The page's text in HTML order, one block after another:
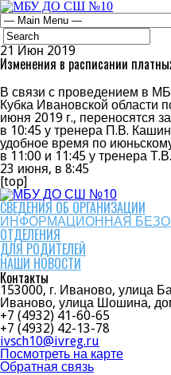
21 Июн 2019
Изменения в расписании
В связи с проведением в
Кубка Ивановской области
июня 2019 г., переносятся
в 10:45 у тренера П.В.
удобное время по
в 11:00 и 11:45 у тренера
23 июня, в 8:45
[top]
СВЕДЕНИЯ ОБ ОРГАНИЗАЦИИ
ИНФОРМАЦИОННАЯ
ОТДЕЛЕНИЯ
ДЛЯ РОДИТЕЛЕЙ
НАШИ НОВОСТИ
Контакты
153000, г. Иваново, улица
Иваново, улица Шошина,
+7 (4932) 41-60-65
+7 (4932) 42-13-78
ivsch10@ivreg.ru
Посмотреть на карте
Обратная связь